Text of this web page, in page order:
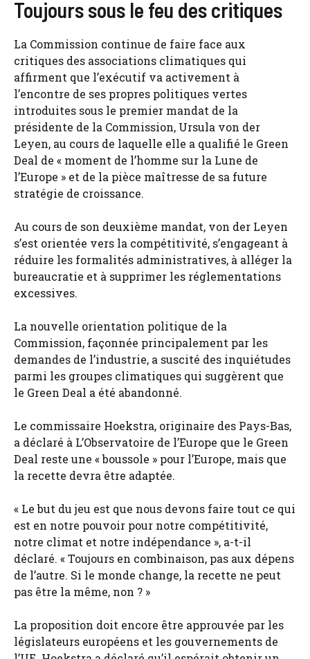
Toujours sous le feu des critiques
La Commission continue de faire face aux
critiques des associations climatiques qui
affirment que l’exécutif va activement à
l’encontre de ses propres politiques vertes
introduites sous le premier mandat de la
présidente de la Commission, Ursula von der
Leyen, au cours de laquelle elle a qualifié le Green
Deal de « moment de l’homme sur la Lune de
l’Europe » et de la pièce maîtresse de sa future
stratégie de croissance.
Au cours de son deuxième mandat, von der Leyen
s’est orientée vers la compétitivité, s’engageant à
réduire les formalités administratives, à alléger la
bureaucratie et à supprimer les réglementations
excessives.
La nouvelle orientation politique de la
Commission, façonnée principalement par les
demandes de l’industrie, a suscité des inquiétudes
parmi les groupes climatiques qui suggèrent que
le Green Deal a été abandonné.
Le commissaire Hoekstra, originaire des Pays-Bas,
a déclaré à L’Observatoire de l’Europe que le Green
Deal reste une « boussole » pour l’Europe, mais que
la recette devra être adaptée.
« Le but du jeu est que nous devons faire tout ce qui
est en notre pouvoir pour notre compétitivité,
notre climat et notre indépendance », a-t-il
déclaré. « Toujours en combinaison, pas aux dépens
de l’autre. Si le monde change, la recette ne peut
pas être la même, non ? »
La proposition doit encore être approuvée par les
législateurs européens et les gouvernements de